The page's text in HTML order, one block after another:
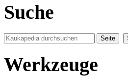
Suche
Werkzeuge